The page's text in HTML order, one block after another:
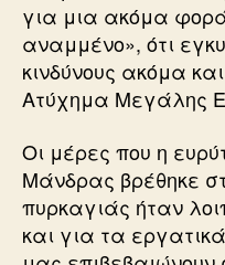
για μια ακόμα φορά
αναμμένο», ότι
κινδύνους ακόμα
Ατύχημα Μεγάλης
Οι μέρες που η
Μάνδρας βρέθηκε
πυρκαγιάς ήταν
και για τα